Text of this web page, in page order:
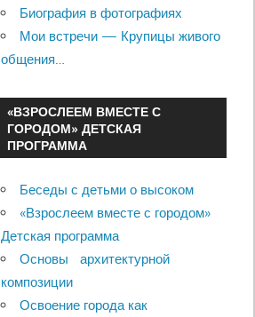
Биография в фотографиях
Мои встречи — Крупицы живого
общения…
«ВЗРОСЛЕЕМ ВМЕСТЕ С
ГОРОДОМ» ДЕТСКАЯ
ПРОГРАММА
Беседы с детьми о высоком
«Взрослеем вместе с городом»
Детская программа
Основы архитектурной
композиции
Освоение города как